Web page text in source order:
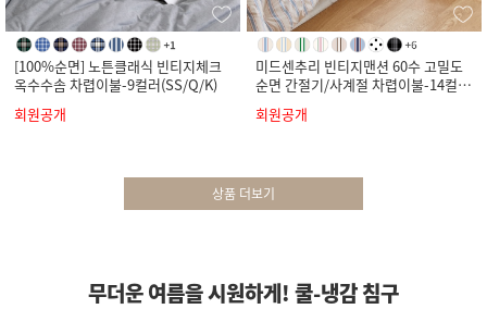
[100%순면] 노튼클래식 빈티지체크
옥수수솜 차렵이불-9컬러(SS/Q/K)
회원공개
미드센추리 빈티지맨션 60수 고밀도
순면 간절기/사계절 차렵이불-14컬러
회원공개
상품 더보기
무더운 여름을 시원하게! 쿨-냉감 침구